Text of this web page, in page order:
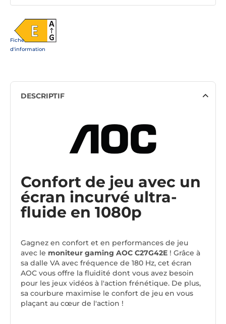
Fiche
d'information
DESCRIPTIF
Confort de jeu avec un
écran incurvé ultra-
fluide en 1080p
Gagnez en confort et en performances de jeu
avec le moniteur gaming AOC C27G42E ! Grâce à
sa dalle VA avec fréquence de 180 Hz, cet écran
AOC vous offre la fluidité dont vous avez besoin
pour les jeux vidéos à l'action frénétique. De plus,
sa courbure maximise le confort de jeu en vous
plaçant au cœur de l'action !